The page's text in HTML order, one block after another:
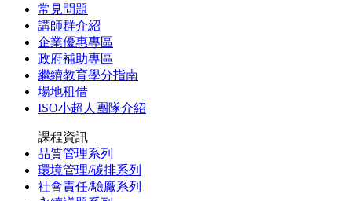
常見問題
講師群介紹
企業優惠專區
政府補助專區
繼續教育學分指南
場地租借
ISO小超人團隊介紹
課程資訊
品質管理系列
環境管理/碳排系列
社會責任/驗廠系列